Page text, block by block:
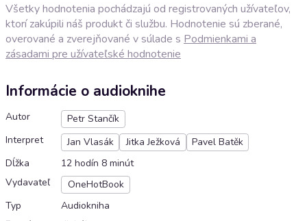
Všetky hodnotenia pochádzajú od registrovaných užívateľov,
ktorí zakúpili náš produkt či službu. Hodnotenie sú zberané,
overované a zverejňované v súlade s Podmienkami a
zásadami pre užívateľské hodnotenie
Informácie o audioknihe
Autor
Petr Stančík
Interpret
Jan Vlasák Jitka Ježková
Pavel Batěk
Dĺžka
12 hodín 8 minút
Vydavateľ
OneHotBook
Typ
Audiokniha